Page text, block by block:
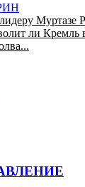
Муртазе
ли Кремль